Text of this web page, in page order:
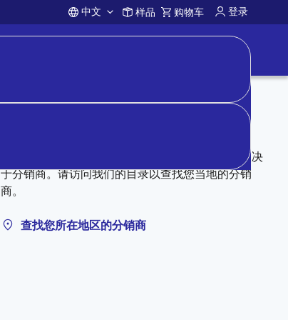
Account
中文 样品 购物车 登录
授权分销商可能有库存。定价、库存和条款完全取决
于分销商。请访问我们的目录以查找您当地的分销
商。
查找您所在地区的分销商